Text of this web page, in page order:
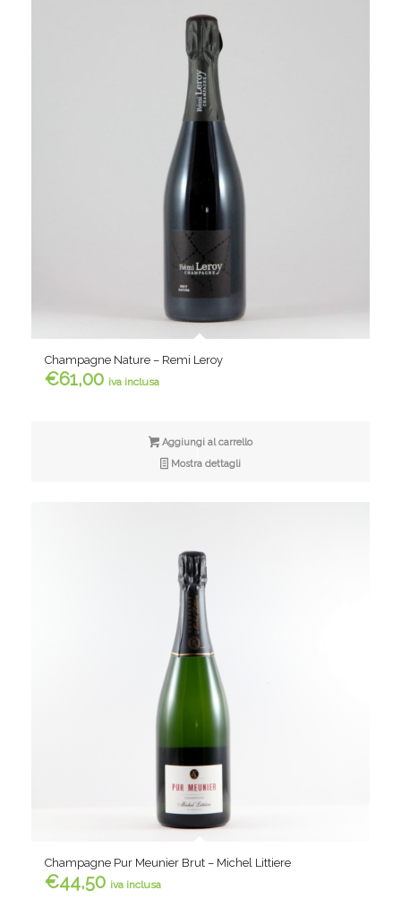
Champagne Nature – Remi Leroy
€61,00 iva inclusa
Aggiungi al carrello
Mostra dettagli
Champagne Pur Meunier Brut – Michel Littiere
€44,50 iva inclusa